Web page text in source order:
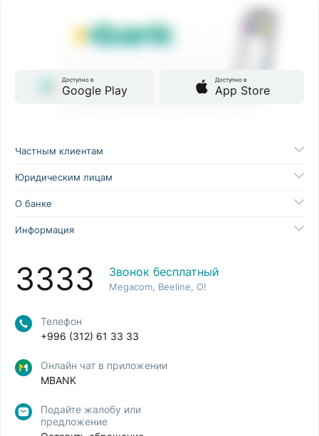
Доступно в
Google Play
Доступно в
App Store
Частным клиентам
Юридическим лицам
О банке
Информация
3333 Звонок бесплатный
Megacom, Beeline, O!
Телефон
+996 (312) 61 33 33
Онлайн чат в приложении
MBANK
Подайте жалобу или
предложение